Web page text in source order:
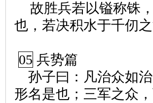
故胜兵若以镒称铢
也，若决积水于千仞
05 兵势篇
孙子曰：凡治众如
形名是也；三军之众